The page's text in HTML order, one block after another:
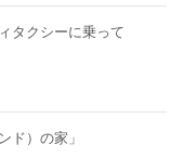
タクシーに乗って
ド）の家」